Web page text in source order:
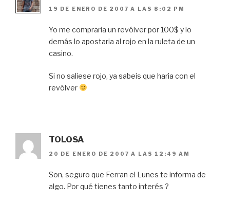
19 DE ENERO DE 2007 A LAS 8:02 PM
Yo me compraria un revólver por 100$ y lo
demás lo apostaria al rojo en la ruleta de un
casino.
Si no saliese rojo, ya sabeis que haria con el
revólver
TOLOSA
20 DE ENERO DE 2007 A LAS 12:49 AM
Son, seguro que Ferran el Lunes te informa de
algo. Por qué tienes tanto interés ?